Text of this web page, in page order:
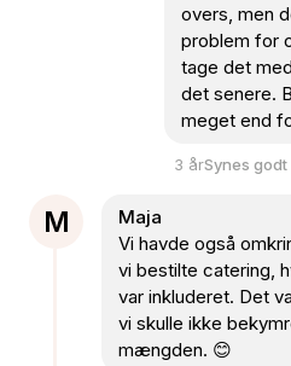
overs, men
problem for
tage det
det senere.
meget end
3 årSynes godt
M
Maja
Vi havde også
vi bestilte catering,
var inkluderet. Det
vi skulle ikke
mængden. 😊